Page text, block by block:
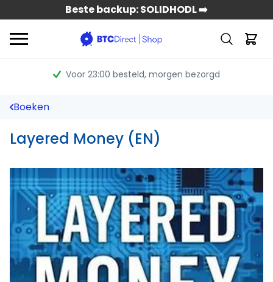
Beste backup: SOLIDHODL ➡️
Voor 23:00 besteld, morgen bezorgd
Boeken
Layered Money (EN)